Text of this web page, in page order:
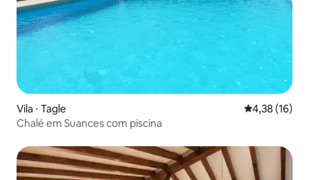
Vila ⋅ Tagle 4,38 de uma
4,38 (16)
Chalé em Suances com piscina